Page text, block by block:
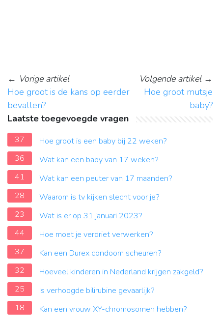
← Vorige artikel
Hoe groot is de kans op eerder
bevallen?
Volgende artikel→
Hoe groot mutsje
baby?
Laatste toegevoegde vragen
37
Hoe groot is een baby bij 22 weken?
36
Wat kan een baby van 17 weken?
41
Wat kan een peuter van 17 maanden?
28
Waarom is tv kijken slecht voor je?
23
Wat is er op 31 januari 2023?
44
Hoe moet je verdriet verwerken?
37
Kan een Durex condoom scheuren?
32
Hoeveel kinderen in Nederland krijgen zakgeld?
25
Is verhoogde bilirubine gevaarlijk?
18
Kan een vrouw XY-chromosomen hebben?